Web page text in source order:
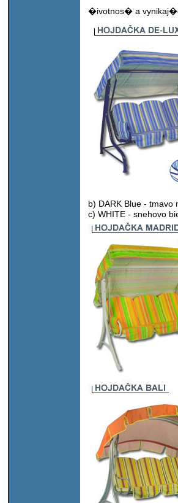
�ivotnos� a
b) DARK Blue -
c) WHITE - snehovo